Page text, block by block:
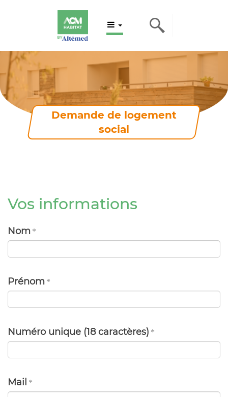
Demande de logement
social
Vos informations
Nom
Prénom
Numéro unique (18 caractères)
Mail